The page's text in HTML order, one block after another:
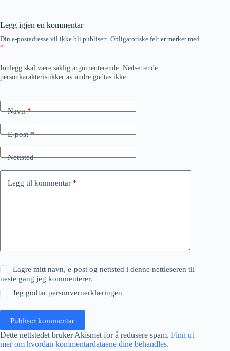
Legg igjen en kommentar
Din e-postadresse vil ikke bli publisert. Obligatoriske felt er merket med
*
Innlegg skal være saklig argumenterende. Nedsettende
personkarakteristikker av andre godtas ikke.
Navn*
E-post*
Nettsted
Legg til kommentar *
Lagre mitt navn, e-post og nettsted i denne nettleseren til
neste gang jeg kommenterer.
Jeg godtarpersonvernerklæringen
Publiser kommentar
Dette nettstedet bruker Akismet for å redusere spam. Finn ut
mer om hvordan kommentardataene dine behandles.